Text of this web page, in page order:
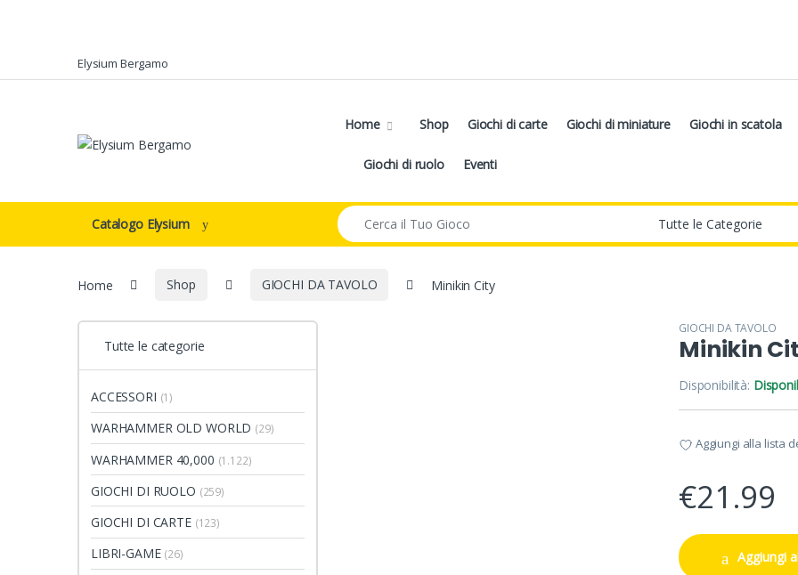
Skip to navigation
Skip to contentElysium Bergamo
Home Shop Giochi di carte Giochi di miniature Giochi in scatola
Giochi di ruolo Eventi
Catalogo Elysium
Search for:
Home Shop GIOCHI DA TAVOLO Minikin City
GIOCHI DA TAVOLO
Minikin
Disponibilità:
Aggiungi alla lista
€21.99
Aggiungi
Tutte le categorie
ACCESSORI (1)
WARHAMMER OLD WORLD (29)
WARHAMMER 40,000 (1.122)
GIOCHI DI RUOLO (259)
GIOCHI DI CARTE (123)
LIBRI-GAME (26)